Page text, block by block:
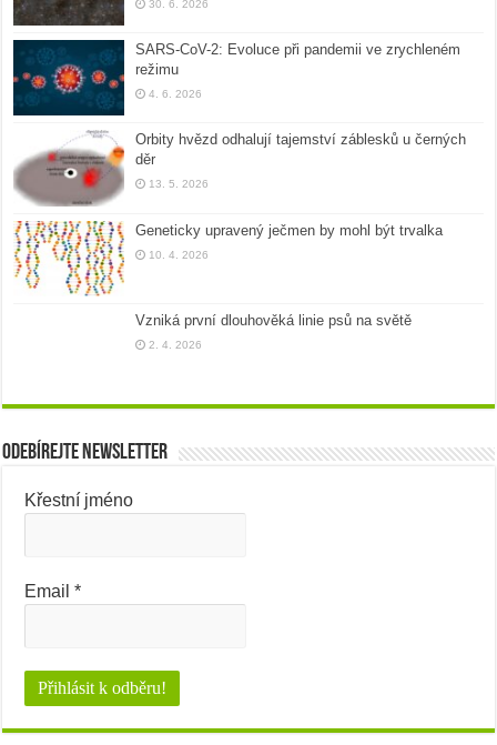
30. 6. 2026
SARS-CoV-2: Evoluce při pandemii ve zrychleném
režimu
4. 6. 2026
Orbity hvězd odhalují tajemství záblesků u černých
děr
13. 5. 2026
Geneticky upravený ječmen by mohl být trvalka
10. 4. 2026
Vzniká první dlouhověká linie psů na světě
2. 4. 2026
Odebírejte newsletter
Křestní jméno
Email*